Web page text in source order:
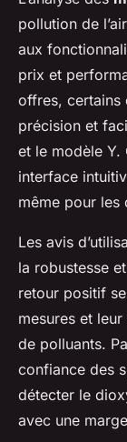
pollution de
aux
prix et
offres, certains
précision et
et le modèle Y.
interface
même pour les
Les avis
la robustesse
retour positif
mesures et leur
de polluants.
confiance des
détecter le
avec une